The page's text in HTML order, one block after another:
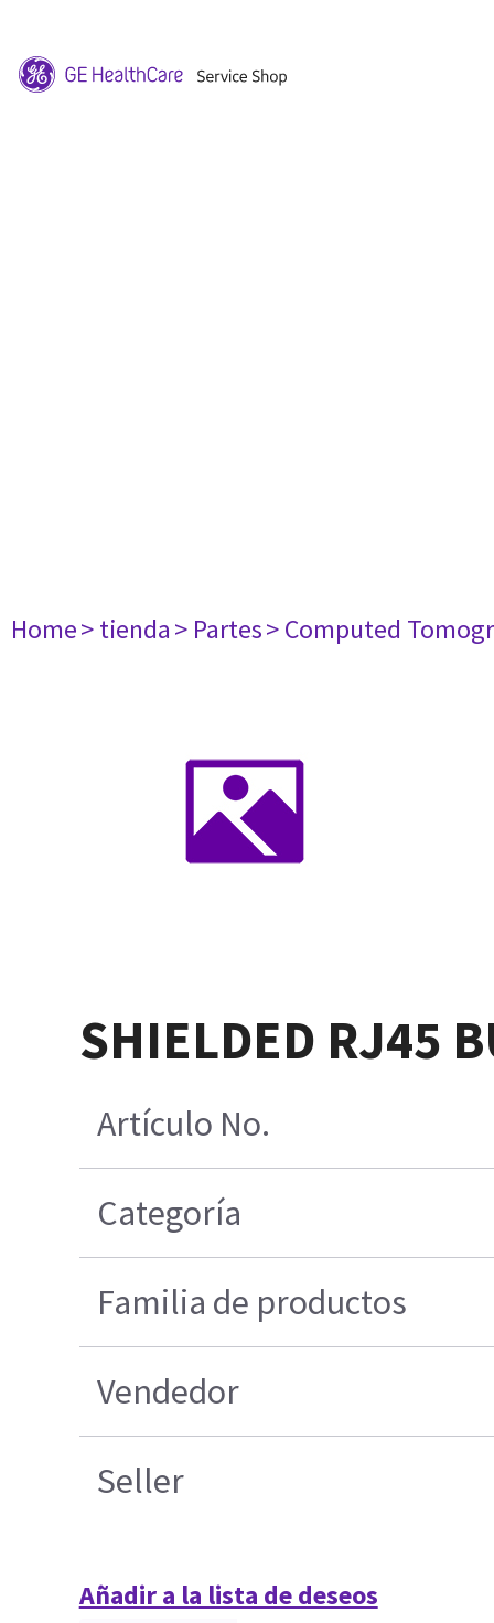
Home> tienda> Partes> Computed
SHIELDED RJ45
Artículo No.
Categoría
Familia de productos
Vendedor
Seller
Añadir a la lista de deseos